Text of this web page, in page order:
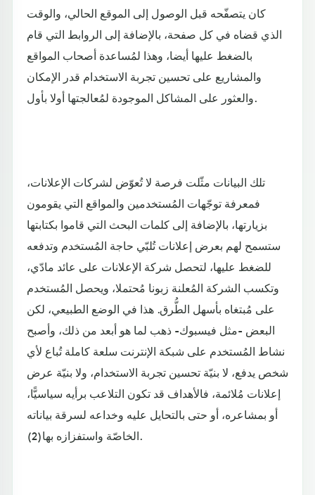
كان يتصفّحه قبل الوصول إلى الموقع الحالي، والوقت
الذي قضاه في كل صفحة، بالإضافة إلى الروابط التي قام
بالضغط عليها أيضا، وهذا لمُساعدة أصحاب المواقع
والمشاريع على تحسين تجربة الاستخدام قدر الإمكان
والعثور على المشاكل الموجودة لمُعالجتها أولا بأول.
تلك البيانات مثّلت فرصة لا تُعوّض لشركات الإعلانات،
فمعرفة توجّهات المُستخدمين والمواقع التي يقومون
بزيارتها، بالإضافة إلى كلمات البحث التي قاموا بكتابتها
ستسمح لهم بعرض إعلانات تُلبّي حاجة المُستخدم وتدفعه
للضغط عليها، لتحصل شركة الإعلانات على عائد مادّي،
وتكسب الشركة المُعلنة زبونا مُحتملا، ويحصل المُستخدم
على مُبتغاه بأسهل الطُّرق. هذا في الوضع الطبيعي، لكن
البعض -مثل فيسبوك- ذهب لما هو أبعد من ذلك، وأصبح
نشاط المُستخدم على شبكة الإنترنت سلعة كاملة تُباع لأي
شخص يدفع، لا بنيّة تحسين تجربة الاستخدام، ولا بنيّة عرض
إعلانات مُلائمة، فالأهداف قد تكون التلاعب برأيه سياسيًّا،
أو بمشاعره، أو حتى بالتحايل عليه وخداعه لسرقة بياناته
الخاصّة واستفزازه بها(2).